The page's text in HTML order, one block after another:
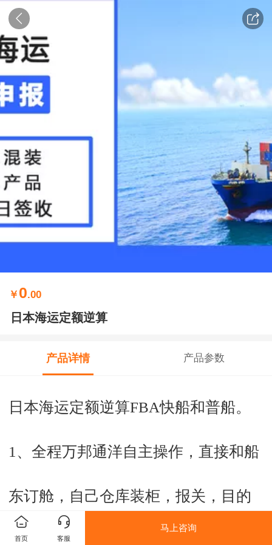
￥ 0.00
日本海运定额逆算
产品详情 产品参数
日本海运定额逆算FBA快船和普船。
1、全程万邦通洋自主操作，直接和船
东订舱，自己仓库装柜，报关，目的
港自有公司清关，拆柜，派送；全程
首页 客服
马上咨询